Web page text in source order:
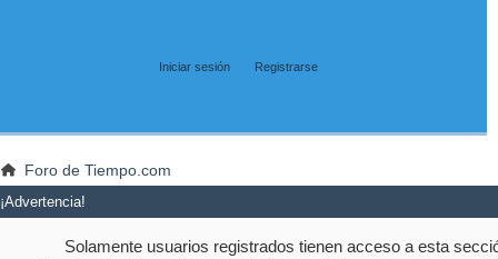
Iniciar sesión Registrarse
Foro de Tiempo.com
¡Advertencia!
Solamente usuarios registrados tienen acceso a esta